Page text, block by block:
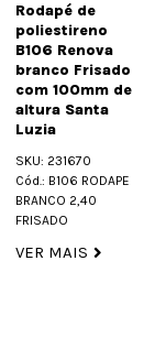
Rodapé de
poliestireno
B106 Renova
branco Frisado
com 100mm de
altura Santa
Luzia
SKU: 231670
Cód.: B106 RODAPE
BRANCO 2,40
FRISADO
VER MAIS